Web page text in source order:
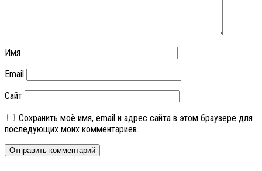
Имя
Email
Сайт
Сохранить моё имя, email и адрес сайта в этом браузере для
последующих моих комментариев.